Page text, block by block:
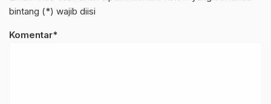
bintang (*) wajib diisi
Komentar*